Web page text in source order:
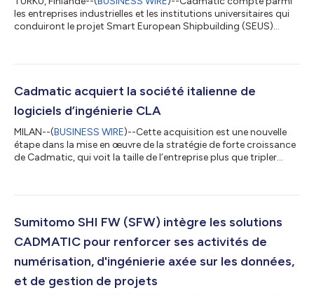
les entreprises industrielles et les institutions universitaires qui
conduiront le projet Smart European Shipbuilding (SEUS)
recours aux outils informatiques dans la construction navale.
l'exploitation des données dans la construction navale par le
développement d...
Cadmatic acquiert la société italienne de
logiciels d’ingénierie CLA
MILAN--(BUSINESS WIRE)--Cette acquisition est une nouvelle
étape dans la mise en œuvre de la stratégie de forte croissance
de Cadmatic, qui voit la taille de l’entreprise plus que tripler
matériaux de tuyauterie et les supports de tuyauterie, les
multidisciplinaires, les appels d’offres en ligne, la planification
Sumitomo SHI FW (SFW) intègre les solutions
CADMATIC pour renforcer ses activités de
numérisation, d'ingénierie axée sur les données,
et de gestion de projets